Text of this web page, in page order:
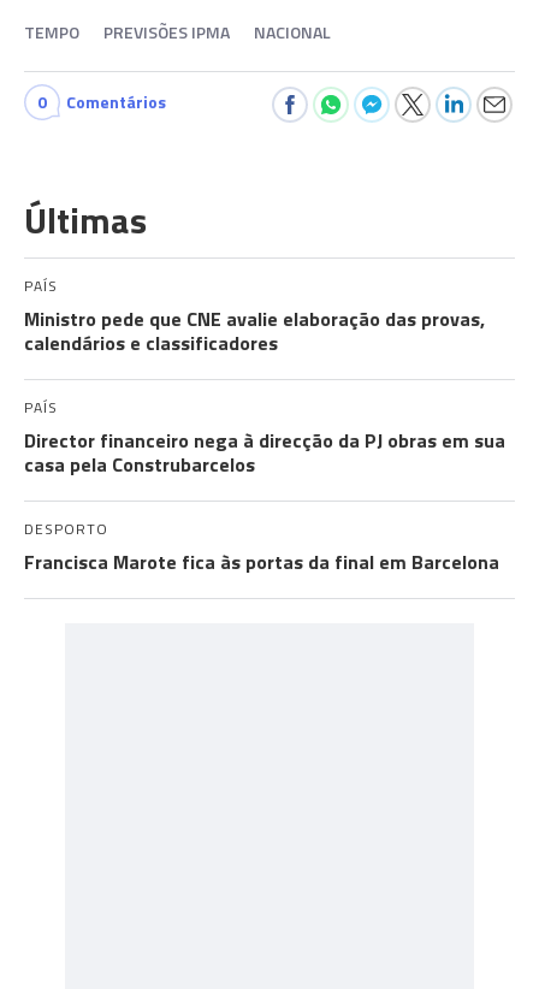
TEMPO PREVISÕES IPMA NACIONAL
0 Comentários
Últimas
PAÍS
Ministro pede que CNE avalie elaboração das provas,
calendários e classificadores
PAÍS
Director financeiro nega à direcção da PJ obras em sua
casa pela Construbarcelos
DESPORTO
Francisca Marote fica às portas da final em Barcelona